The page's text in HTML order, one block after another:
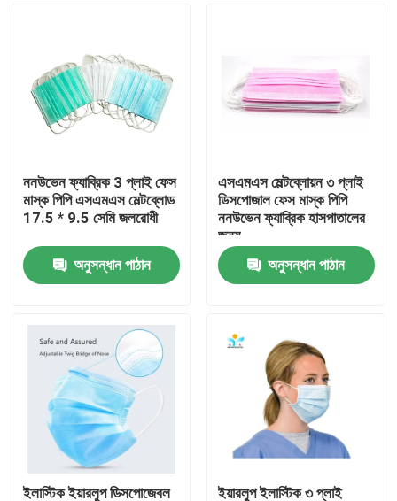
আমাদের সম্পর্কে
মান নিয়ন্ত্রণ
যোগাযোগ করুন
উদ্ধৃতির জন্য আবেদন
নিষ্পত্তিযোগ্য প্রতিরক্ষামূলক পরিধান
নিষ্পত্তিযোগ্য সুরক্ষা স্যুট
ডিসপোজেবল প্রতিরক্ষামূলক সামগ্রিক rall
ননউভেন ফ্যাব্রিক 3 প্লাই ফেস
মাস্ক পিপি এসএমএস মেল্টব্লোড
17.5 * 9.5 সেমি জলরোধী
অনুসন্ধান পাঠান
এসএমএস মেল্টব্লোয়ন ৩ প্লাই
ডিসপোজাল ফেস মাস্ক পিপি
ননউভেন ফ্যাব্রিক হাসপাতালের
জন্য
অনুসন্ধান পাঠান
ইলাস্টিক ইয়ারলুপ ডিসপোজেবল ইয়ারলুপ ইলাস্টিক ৩ প্লাই